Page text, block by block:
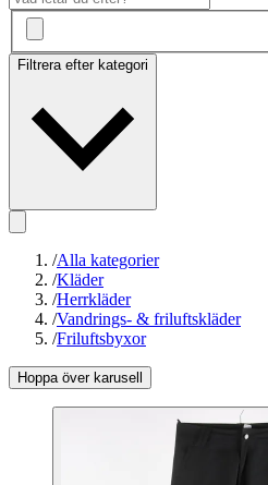
Filtrera efter kategori
/Alla kategorier
/Kläder
/Herrkläder
/Vandrings- & friluftskläder
/Friluftsbyxor
Hoppa över karusell